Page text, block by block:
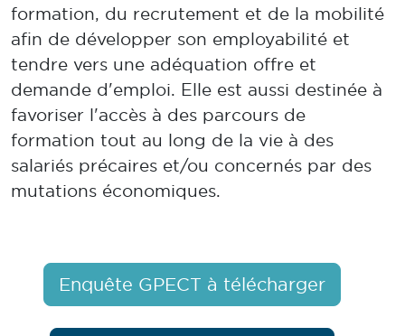
formation, du recrutement et de la mobilité
afin de développer son employabilité et
tendre vers une adéquation offre et
demande d'emploi. Elle est aussi destinée à
favoriser l'accès à des parcours de
formation tout au long de la vie à des
salariés précaires et/ou concernés par des
mutations économiques.
Enquête GPECT à télécharger